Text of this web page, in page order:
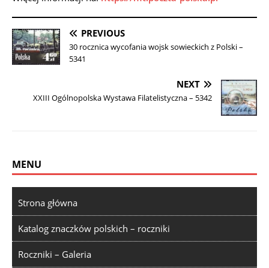
PREVIOUS
30 rocznica wycofania wojsk sowieckich z Polski –
5341
NEXT
XXIII Ogólnopolska Wystawa Filatelistyczna – 5342
MENU
Strona główna
Katalog znaczków polskich – roczniki
Roczniki – Galeria